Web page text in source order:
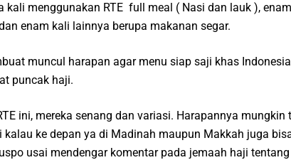
kali menggunakan RTE full meal ( Nasi dan lauk ),
enam kali lainnya berupa makanan segar.
muncul harapan agar menu siap saji khas Indonesia
puncak haji.
ini, mereka senang dan variasi. Harapannya mungkin
ke depan ya di Madinah maupun Makkah juga
usai mendengar komentar pada jemaah haji tentang